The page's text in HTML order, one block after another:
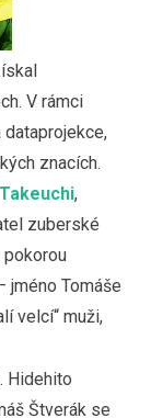
V rámci
znacích.
,
zuberské
pokorou
jméno Tomáše
velcí“ muži,
Hidehito
Štverák se